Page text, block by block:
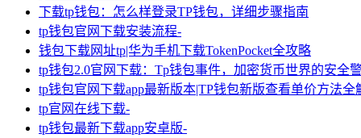
下载tp钱包：怎么样登录TP钱包，详细步骤指南
tp钱包官网下载安装流程-
钱包下载网址tp|华为手机下载TokenPocket全攻略
tp钱包2.0官网下载：Tp钱包事件，加密货币世界的安全
tp钱包官网下载app最新版本|TP钱包新版查看单价方法全
tp官网在线下载-
tp钱包最新下载app安卓版-